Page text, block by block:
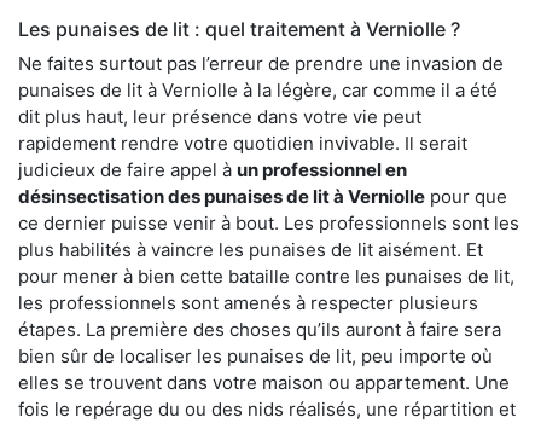
Les punaises de lit : quel traitement à Verniolle ?
Ne faites surtout pas l’erreur de prendre une invasion de
punaises de lit à Verniolle à la légère, car comme il a été
dit plus haut, leur présence dans votre vie peut
rapidement rendre votre quotidien invivable. Il serait
judicieux de faire appel à un professionnel en
désinsectisation des punaises de lit à Verniolle pour que
ce dernier puisse venir à bout. Les professionnels sont les
plus habilités à vaincre les punaises de lit aisément. Et
pour mener à bien cette bataille contre les punaises de lit,
les professionnels sont amenés à respecter plusieurs
étapes. La première des choses qu’ils auront à faire sera
bien sûr de localiser les punaises de lit, peu importe où
elles se trouvent dans votre maison ou appartement. Une
fois le repérage du ou des nids réalisés, une répartition et